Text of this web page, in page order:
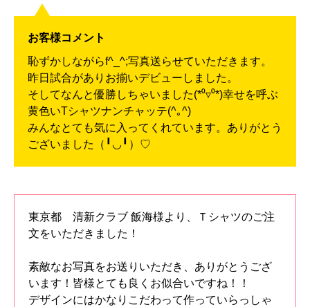
お客様コメント
恥ずかしながらf^_^;写真送らせていただきます。
昨日試合がありお揃いデビューしました。
そしてなんと優勝しちゃいました(*⁰▿⁰*)幸せを呼ぶ
黄色いTシャツナンチャッテ(^｡^)
みんなとても気に入ってくれています。ありがとう
ございました（╹◡╹）♡
東京都 清新クラブ 飯海様より、Ｔシャツのご注
文をいただきました！
素敵なお写真をお送りいただき、ありがとうござ
います！皆様とても良くお似合いですね！！
デザインにはかなりこだわって作っていらっしゃ